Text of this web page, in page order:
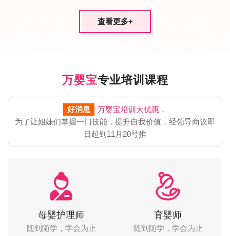
查看更多+
万婴宝专业培训课程
好消息
万婴宝培训大优惠，
为了让姐妹们掌握一门技能，提升自我价值，经领导商议即
日起到11月20号推
母婴护理师
随到随学，学会为止
育婴师
随到随学，学会为止